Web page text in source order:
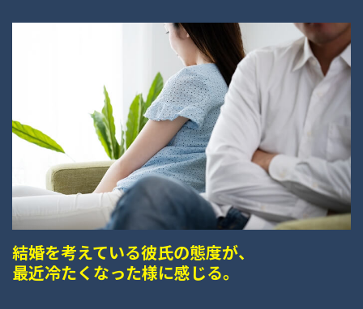
結婚を考えている彼氏の態度が、
最近冷たくなった様に感じる。